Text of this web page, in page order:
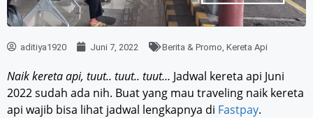
aditiya1920 Juni 7, 2022 Berita & Promo Kereta Api
Naik kereta api, tuut.. tuut.. tuut… Jadwal kereta api Juni
2022 sudah ada nih. Buat yang mau traveling naik kereta
api wajib bisa lihat jadwal lengkapnya di Fastpay.